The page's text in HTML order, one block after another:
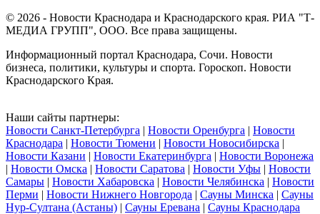
© 2026 - Новости Краснодара и Краснодарского края. РИА "Т-
МЕДИА ГРУПП", ООО. Все права защищены.
Информационный портал Краснодара, Сочи. Новости
бизнеса, политики, культуры и спорта. Гороскоп. Новости
Краснодарского Края.
Наши сайты партнеры:
Новости Санкт-Петербурга | Новости Оренбурга | Новости
Краснодара | Новости Тюмени | Новости Новосибирска |
Новости Казани | Новости Екатеринбурга | Новости Воронежа
| Новости Омска | Новости Саратова | Новости Уфы | Новости
Самары | Новости Хабаровска | Новости Челябинска | Новости
Перми | Новости Нижнего Новгорода | Сауны Минска | Сауны
Нур-Султана (Астаны) | Сауны Еревана | Сауны Краснодара